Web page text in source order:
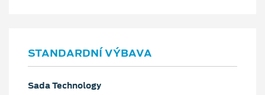
STANDARDNÍ VÝBAVA
Sada Technology